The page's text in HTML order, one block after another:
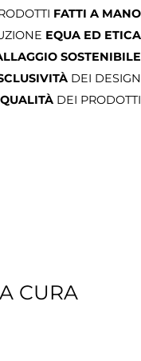
FATTI A MANO
EQUA ED ETICA
SOSTENIBILE
DEI DESIGN
DEI PRODOTTI
CURA